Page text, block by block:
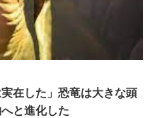
在した」恐竜は大きな頭
と進化した